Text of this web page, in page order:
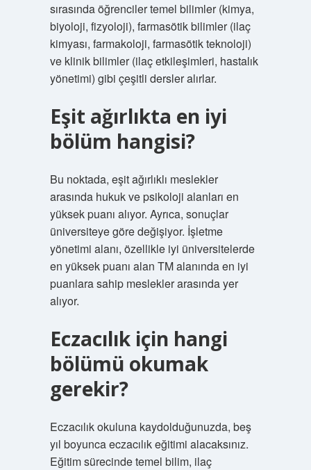
sırasında öğrenciler temel bilimler (kimya,
biyoloji, fizyoloji), farmasötik bilimler (ilaç
kimyası, farmakoloji, farmasötik teknoloji)
ve klinik bilimler (ilaç etkileşimleri, hastalık
yönetimi) gibi çeşitli dersler alırlar.
Eşit ağırlıkta en iyi
bölüm hangisi?
Bu noktada, eşit ağırlıklı meslekler
arasında hukuk ve psikoloji alanları en
yüksek puanı alıyor. Ayrıca, sonuçlar
üniversiteye göre değişiyor. İşletme
yönetimi alanı, özellikle iyi üniversitelerde
en yüksek puanı alan TM alanında en iyi
puanlara sahip meslekler arasında yer
alıyor.
Eczacılık için hangi
bölümü okumak
gerekir?
Eczacılık okuluna kaydolduğunuzda, beş
yıl boyunca eczacılık eğitimi alacaksınız.
Eğitim sürecinde temel bilim, ilaç